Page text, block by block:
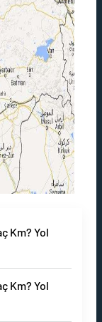
Km? Yol
Km? Yol